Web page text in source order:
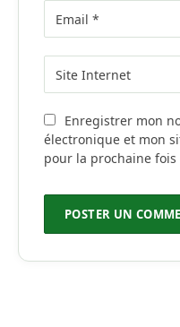
Enregistrer mon
électronique et mon
pour la prochaine